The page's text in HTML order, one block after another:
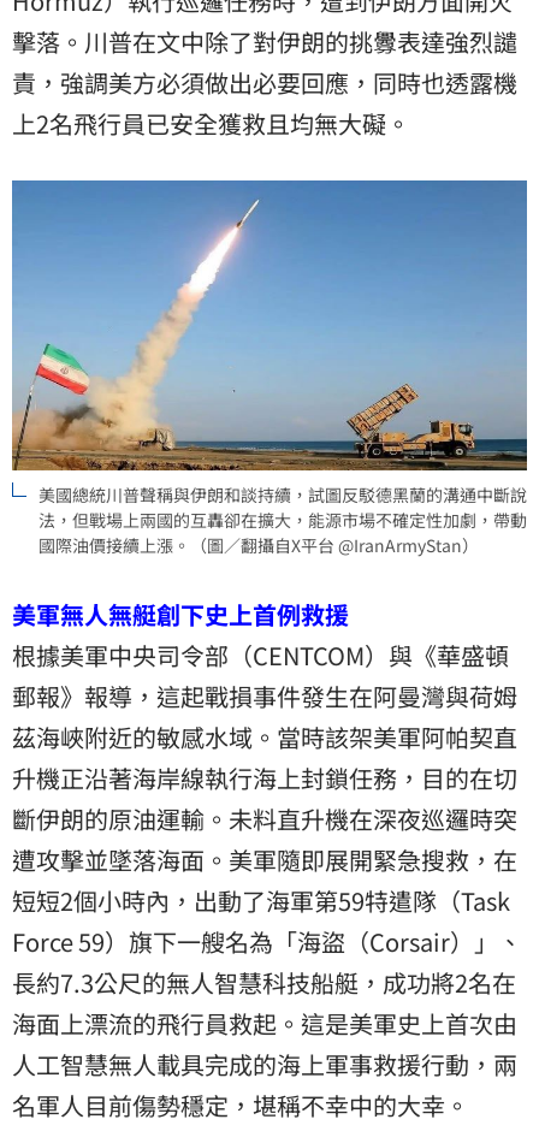
擊落。川普在文中除了對伊朗的挑釁表達強烈譴
責，強調美方必須做出必要回應，同時也透露機
上2名飛行員已安全獲救且均無大礙。
美國總統川普聲稱與伊朗和談持續，試圖反駁德黑蘭的溝通中斷說
法，但戰場上兩國的互轟卻在擴大，能源市場不確定性加劇，帶動
國際油價接續上漲。（圖／翻攝自X平台 @IranArmyStan）
美軍無人無艇創下史上首例救援
根據美軍中央司令部（CENTCOM）與《華盛頓
郵報》報導，這起戰損事件發生在阿曼灣與荷姆
茲海峽附近的敏感水域。當時該架美軍阿帕契直
升機正沿著海岸線執行海上封鎖任務，目的在切
斷伊朗的原油運輸。未料直升機在深夜巡邏時突
遭攻擊並墜落海面。美軍隨即展開緊急搜救，在
短短2個小時內，出動了海軍第59特遣隊（Task
Force 59）旗下一艘名為「海盜（Corsair）」、
長約7.3公尺的無人智慧科技船艇，成功將2名在
海面上漂流的飛行員救起。這是美軍史上首次由
人工智慧無人載具完成的海上軍事救援行動，兩
名軍人目前傷勢穩定，堪稱不幸中的大幸。